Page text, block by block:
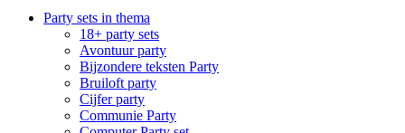
Party sets in thema
18+ party sets
Avontuur party
Bijzondere teksten Party
Bruiloft party
Cijfer party
Communie Party